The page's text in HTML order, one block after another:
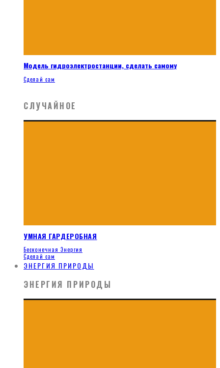
Модель гидроэлектростанции, сделать самому
Сделай сам
СЛУЧАЙНОЕ
УМНАЯ ГАРДЕРОБНАЯ
Бесконечная Энергия
Сделай сам
ЭНЕРГИЯ ПРИРОДЫ
ЭНЕРГИЯ ПРИРОДЫ